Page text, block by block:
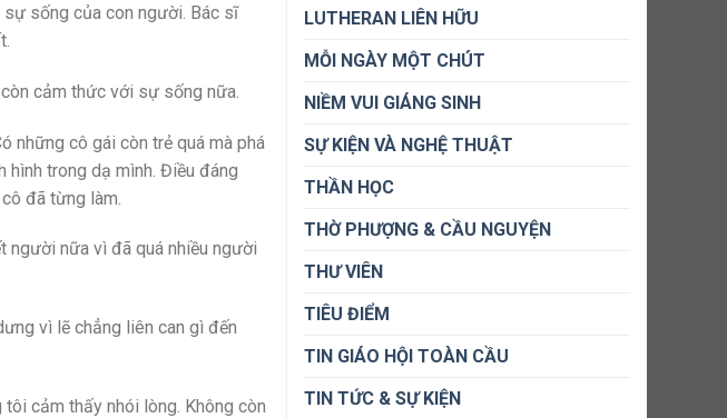
sống của con người. Bác sĩ
cảm thức với sự sống nữa.
những cô gái còn trẻ quá mà phá
hình trong dạ mình. Điều đáng
đã từng làm.
người nữa vì đã quá nhiều người
vì lẽ chẳng liên can gì đến
cảm thấy nhói lòng. Không còn
LUTHERAN LIÊN HỮU
MỖI NGÀY MỘT CHÚT
NIỀM VUI GIÁNG SINH
SỰ KIỆN VÀ NGHỆ THUẬT
THẦN HỌC
THỜ PHƯỢNG & CẦU NGUYỆN
THƯ VIÊN
TIÊU ĐIỂM
TIN GIÁO HỘI TOÀN CẦU
TIN TỨC & SỰ KIỆN